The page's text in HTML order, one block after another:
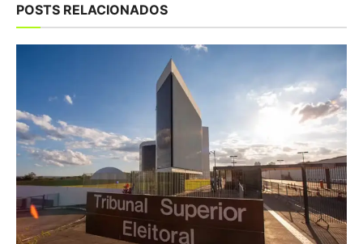
POSTS RELACIONADOS